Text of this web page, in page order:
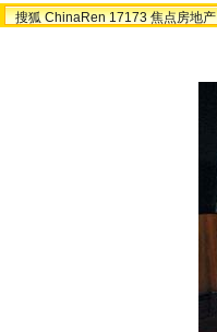
搜狐 ChinaRen 17173 焦点房地产